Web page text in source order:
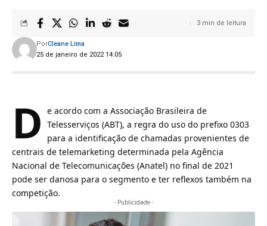
25 de janeiro de 2022 14:05
PorCleane Lima
3 min de leitura
D e acordo com a Associação Brasileira de
Telesserviços (ABT), a regra do uso do prefixo 0303
para a identificação de chamadas provenientes de
centrais de telemarketing determinada pela Agência
Nacional de Telecomunicações (Anatel) no final de 2021
pode ser danosa para o segmento e ter reflexos também na
competição.
- Publicidade -